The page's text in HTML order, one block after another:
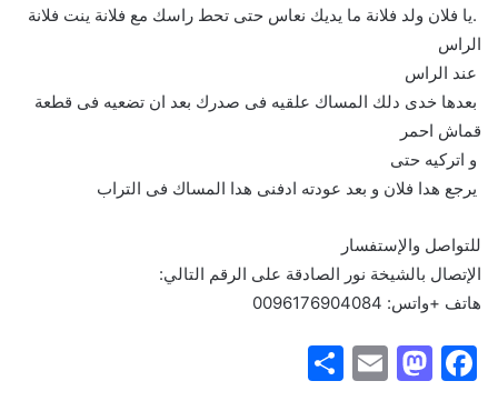
.يا فلان ولد فلانة ما يديك نعاس حتى تحط راسك مع فلانة ينت فلانة
الراس
عند الراس
بعدها خدى دلك المساك علقيه فى صدرك بعد ان تضعيه فى قطعة
قماش احمر
و اتركيه حتى
يرجع هدا فلان و بعد عودته ادفنى هدا المساك فى التراب
للتواصل والإستفسار
الإتصال بالشيخة نور الصادقة على الرقم التالي:
هاتف +واتس: 0096176904084
F
M
E